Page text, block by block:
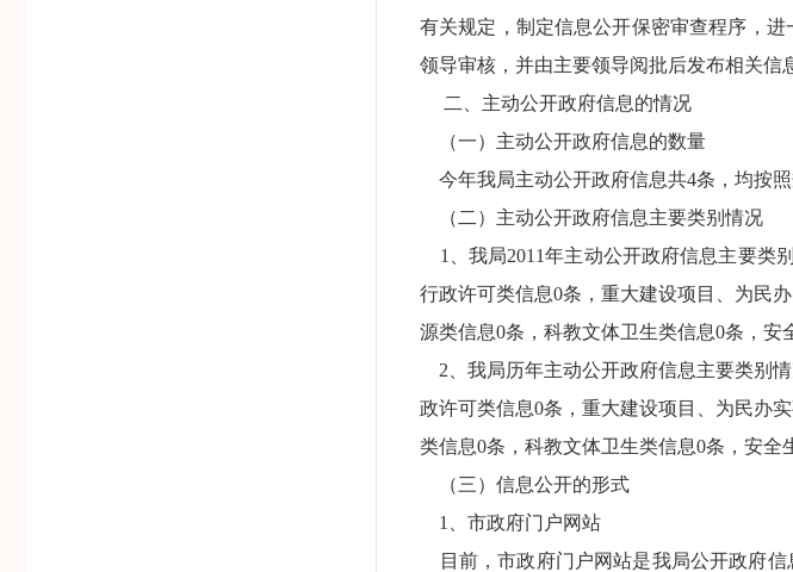
有关规定，制定信息公开保密审查程序，
领导审核，并由主要领导阅批后发布相关信
二、主动公开政府信息的情况
（一）主动公开政府信息的数量
今年我局主动公开政府信息共4条，均按
（二）主动公开政府信息主要类别情况
1、我局2011年主动公开政府信息主要类
行政许可类信息0条，重大建设项目、为民
源类信息0条，科教文体卫生类信息0条，安
2、我局历年主动公开政府信息主要类别
政许可类信息0条，重大建设项目、为民办
类信息0条，科教文体卫生类信息0条，安全
（三）信息公开的形式
1、市政府门户网站
目前，市政府门户网站是我局公开政府信